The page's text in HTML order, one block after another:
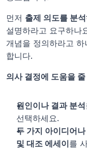
먼저 출제 의도를 분
설명하라고 요구하나
개념을 정의하라고
합니다.
의사 결정에 도움을
원인이나 결과 분석
선택하세요.
두 가지 아이디어
및 대조 에세이를